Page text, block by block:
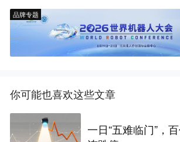
品牌专题
你可能也喜欢这些文章
一日“五难临门”，